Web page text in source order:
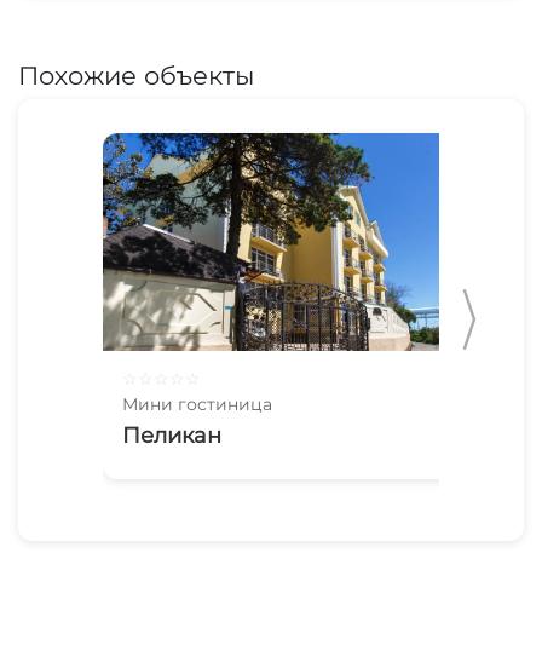
Похожие объекты
Мини гостиница
Пеликан